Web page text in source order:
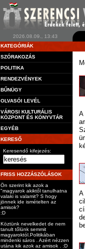
2026.08.09., 13:43
KATEGÓRIÁK
SZÓRAKOZÁS
POLITIKA
RENDEZVÉNYEK
BŰNÜGY
OLVASÓI LEVÉL
VÁROSI KULTURÁLIS
KÖZPONT ÉS KÖNYVTÁR
EGYÉB
KERESŐ
Keresendő kifejezés:
FRISS HOZZÁSZÓLÁSOK
Ön szerint kik azok a
"magyarok akiktől tanulhatna
valaki is valamit? S hogy
jönnek ide ismételten az
amisok?
:D
Köztünk nevelkedet de nem
tanult tőlünk semmit
magyaroktól.Politikában
mindenki sáros . Azért nézzen
utána kik azok az amisok . :D
A
A